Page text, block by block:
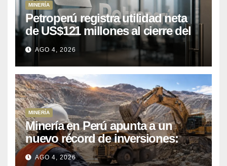
MINERÍA
Petroperú registra utilidad neta
de US$121 millones al cierre del
primer semestre 2026
AGO 4, 2026
MINERÍA
Minería en Perú apunta a un
nuevo récord de inversiones:
crecen los petitorios y el FMI
AGO 4, 2026